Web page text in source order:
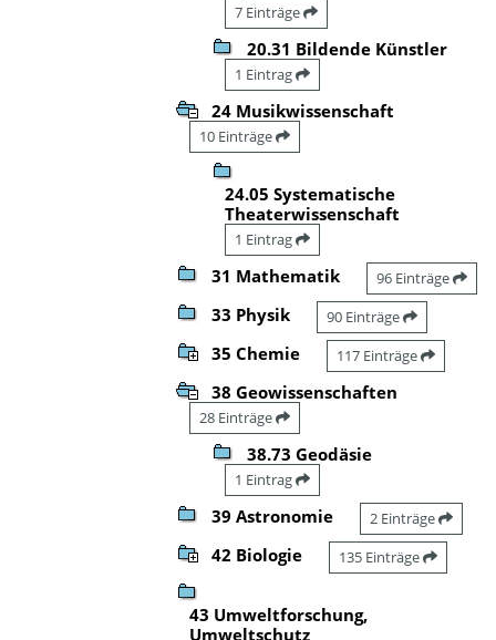
7 Einträge
20.31 Bildende Künstler
1 Eintrag
24 Musikwissenschaft
10 Einträge
24.05 Systematische
Theaterwissenschaft
1 Eintrag
31 Mathematik 96 Einträge
33 Physik 90 Einträge
35 Chemie 117 Einträge
38 Geowissenschaften
28 Einträge
38.73 Geodäsie
1 Eintrag
39 Astronomie 2 Einträge
42 Biologie 135 Einträge
43 Umweltforschung,
Umweltschutz